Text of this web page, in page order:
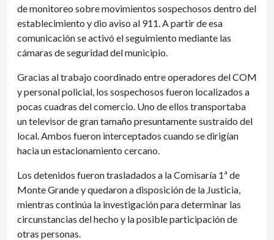
de monitoreo sobre movimientos sospechosos dentro del
establecimiento y dio aviso al 911. A partir de esa
comunicación se activó el seguimiento mediante las
cámaras de seguridad del municipio.
Gracias al trabajo coordinado entre operadores del COM
y personal policial, los sospechosos fueron localizados a
pocas cuadras del comercio. Uno de ellos transportaba
un televisor de gran tamaño presuntamente sustraído del
local. Ambos fueron interceptados cuando se dirigían
hacia un estacionamiento cercano.
Los detenidos fueron trasladados a la Comisaría 1ª de
Monte Grande y quedaron a disposición de la Justicia,
mientras continúa la investigación para determinar las
circunstancias del hecho y la posible participación de
otras personas.